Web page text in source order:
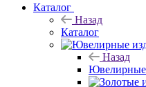
Каталог
Назад
Каталог
Назад
Ювелирные